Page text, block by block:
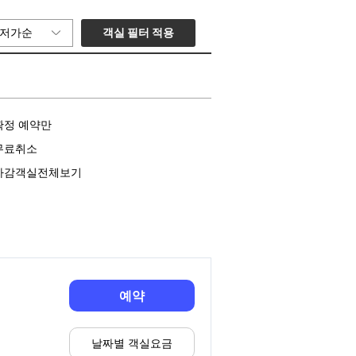
가순 객실 필터 적용
정 예약만
료취소
감객실전체보기
예약
날짜별 객실요금